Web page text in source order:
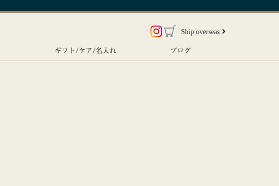
Ship overseas
ギフト/ケア/名入れ ブログ